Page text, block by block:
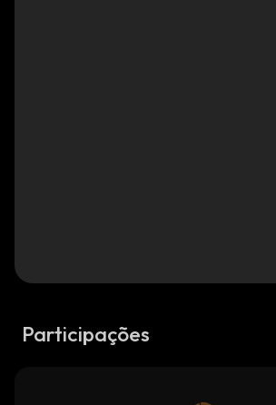
Participações